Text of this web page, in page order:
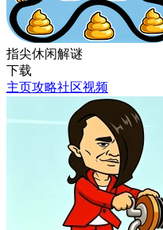
指尖休闲解谜
下载
主页攻略社区视频